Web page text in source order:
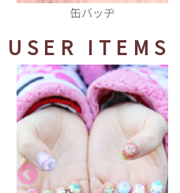
ナップサック
USER ITEMS